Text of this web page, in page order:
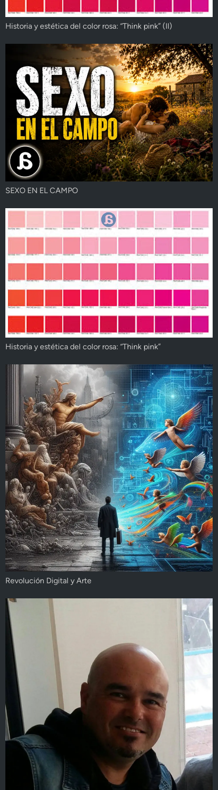
Historia y estética del color rosa: “Think pink” (II)
SEXO EN EL CAMPO
Historia y estética del color rosa: “Think pink”
Revolución Digital y Arte